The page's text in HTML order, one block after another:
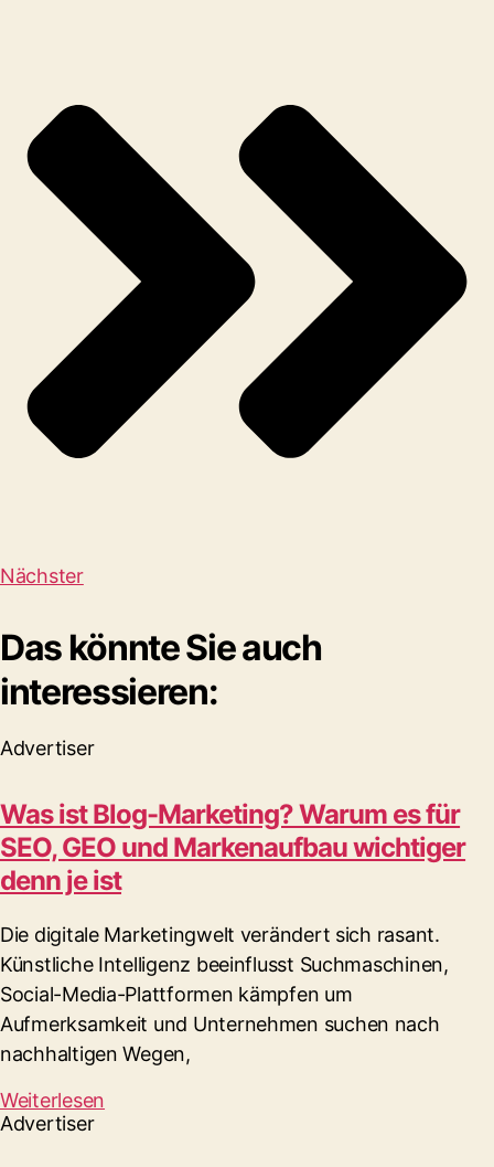
Nächster
Das könnte Sie auch
interessieren:
Advertiser
Was ist Blog-Marketing? Warum es für
SEO, GEO und Markenaufbau wichtiger
denn je ist
Die digitale Marketingwelt verändert sich rasant.
Künstliche Intelligenz beeinflusst Suchmaschinen,
Social-Media-Plattformen kämpfen um
Aufmerksamkeit und Unternehmen suchen nach
nachhaltigen Wegen,
Weiterlesen
Advertiser